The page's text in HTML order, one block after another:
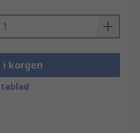
i korgen